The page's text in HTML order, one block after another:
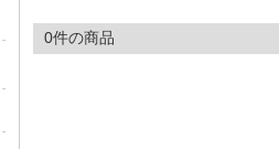
0件の商品